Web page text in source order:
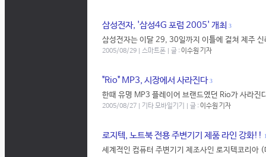
삼성전자, '삼성4G 포럼 2005' 개최 3
삼성전자는 이달 29, 30일까지 이틀에 걸쳐 제주
2005/08/29 | 스마트폰 | 글 :이수원 기자
"Rio" MP3, 시장에서 사라진다 3
한때 유명 MP3 플레이어 브랜드였던 Rio가 사라
2005/08/27 | 기타 모바일기기 | 글 :이수원 기자
로지텍, 노트북 전용 주변기기 제품 라인 강화!! 1
세계적인 컴퓨터 주변기기 제조사인 로지텍코리